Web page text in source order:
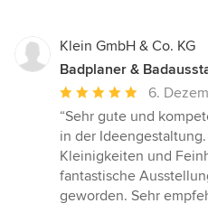
Klein GmbH & Co. KG
Badplaner &
Durchschnittliche
Bewertung:
5
von
5
Sternen
6.
“Sehr gute und
in der
Kleinigkeiten und
fantastische
geworden. Sehr